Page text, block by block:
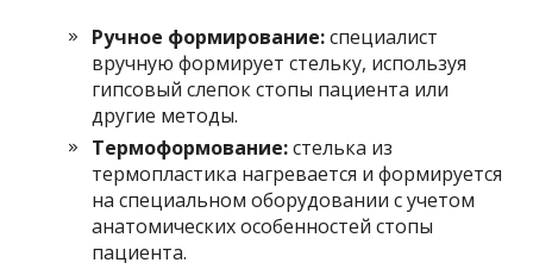
Ручное формирование:специалист
вручную формирует стельку, используя
гипсовый слепок стопы пациента или
другие методы.
Термоформование:стелька из
термопластика нагревается и формируется
на специальном оборудовании с учетом
анатомических особенностей стопы
пациента.